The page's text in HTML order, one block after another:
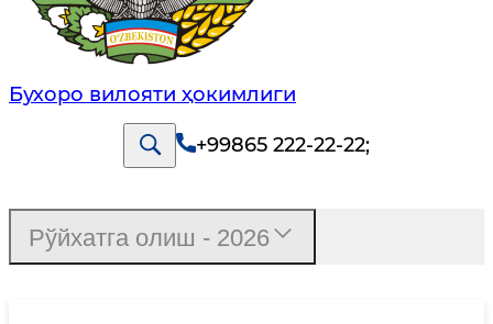
Бухоро вилояти ҳокимлиги
+99865 222-22-22;
Рўйхатга олиш - 2026